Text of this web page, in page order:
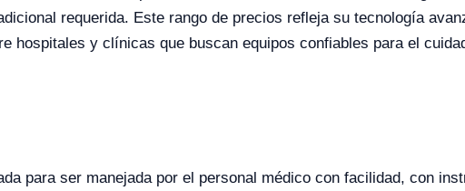
requerida. Este rango de precios refleja su tecnología
hospitales y clínicas que buscan equipos confiables para el
para ser manejada por el personal médico con facilidad, con